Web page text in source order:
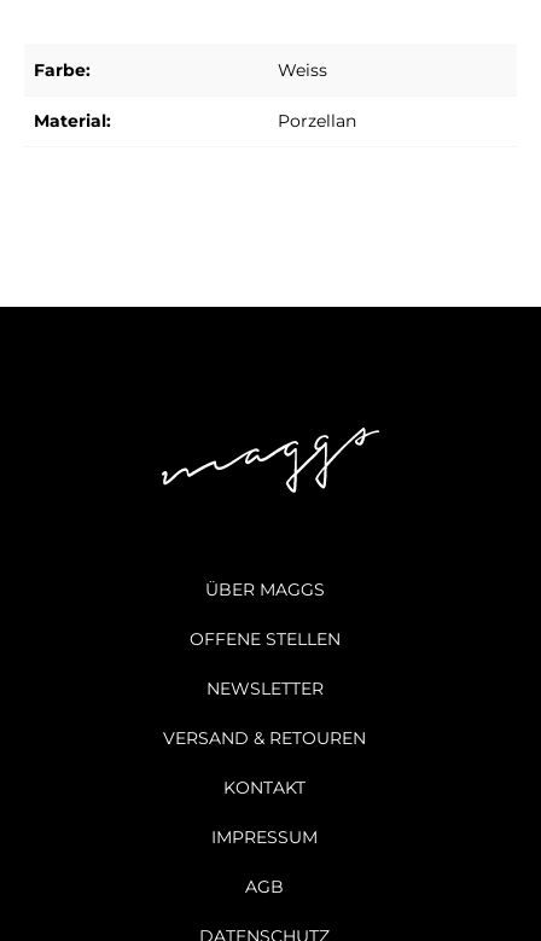
Farbe: Weiss
Material: Porzellan
ÜBER MAGGS
OFFENE STELLEN
NEWSLETTER
VERSAND & RETOUREN
KONTAKT
IMPRESSUM
AGB
DATENSCHUTZ